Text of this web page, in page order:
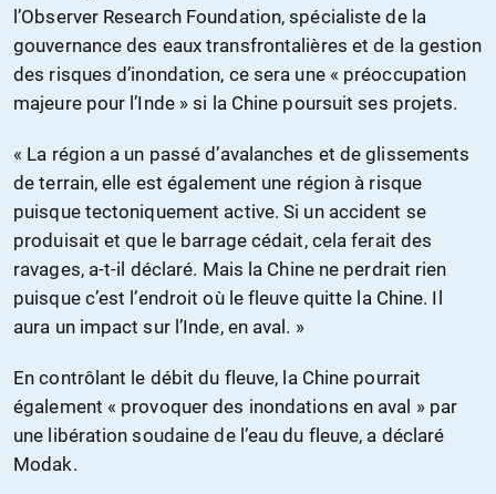
l’Observer Research Foundation, spécialiste de la
gouvernance des eaux transfrontalières et de la gestion
des risques d’inondation, ce sera une « préoccupation
majeure pour l’Inde » si la Chine poursuit ses projets.
« La région a un passé d’avalanches et de glissements
de terrain, elle est également une région à risque
puisque tectoniquement active. Si un accident se
produisait et que le barrage cédait, cela ferait des
ravages, a-t-il déclaré. Mais la Chine ne perdrait rien
puisque c’est l’endroit où le fleuve quitte la Chine. Il
aura un impact sur l’Inde, en aval. »
En contrôlant le débit du fleuve, la Chine pourrait
également « provoquer des inondations en aval » par
une libération soudaine de l’eau du fleuve, a déclaré
Modak.